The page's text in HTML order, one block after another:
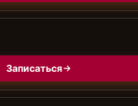
Записаться